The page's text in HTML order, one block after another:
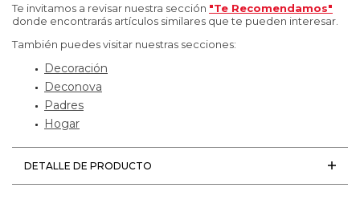
Te invitamos a revisar nuestra sección "Te Recomendamos"
donde encontrarás artículos similares que te pueden interesar.
También puedes visitar nuestras secciones:
Decoración
Deconova
Padres
Hogar
DETALLE DE PRODUCTO